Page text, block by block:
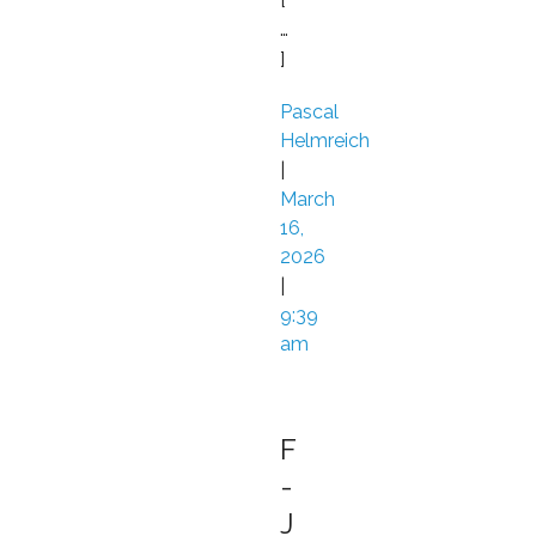
…
]
Pascal
Helmreich
March
16,
2026
9:39
am
F
-
J